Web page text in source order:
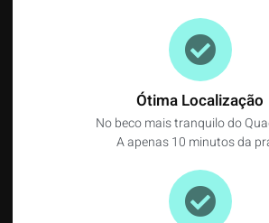
Ótima Localização
No beco mais tranquilo do
A apenas 10 minutos da